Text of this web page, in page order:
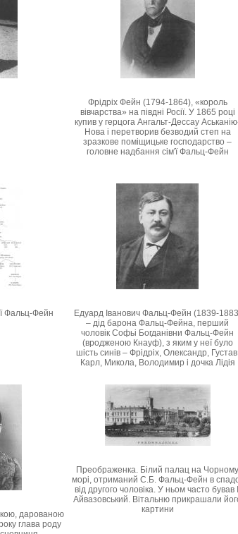
Фрідріх Фейн (1794-1864), «король
вівчарства» на півдні Росії. У 1865 році
купив у герцога Ангальт-Дессау
Нова і перетворив безводий степ на
зразкове поміщицьке господарство –
головне надбання сім'ї Фальц-Фейн
Фальц-Фейн
Едуард Іванович Фальц-Фейн (1839-
– дід барона Фальц-Фейна, перший
чоловік Софьі Богданівни Фальц-Фейн
(вродженою Кнауф), з яким у неї було
шість синів – Фрідріх, Олександр,
Карл, Микола, Володимир і дочка Лідія
дарованою
глава роду
Преображенка. Білий палац на Чорному
морі, отриманий С.Б. Фальц-Фейн в
від другого чоловіка. У ньом часто бував
Айвазовський. Вітальню прикрашали
картини